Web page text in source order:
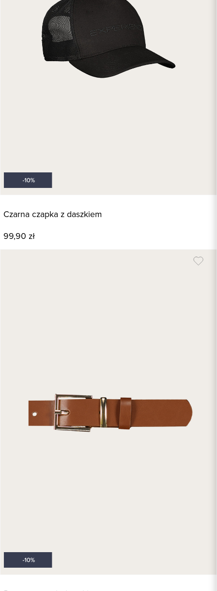
Czarna czapka z daszkiem
99,90 zł